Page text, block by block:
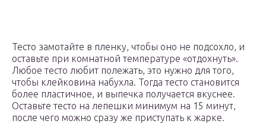
Тесто замотайте в пленку, чтобы оно не подсохло, и
оставьте при комнатной температуре «отдохнуть».
Любое тесто любит полежать, это нужно для того,
чтобы клейковина набухла. Тогда тесто становится
более пластичное, и выпечка получается вкуснее.
Оставьте тесто на лепешки минимум на 15 минут,
после чего можно сразу же приступать к жарке.